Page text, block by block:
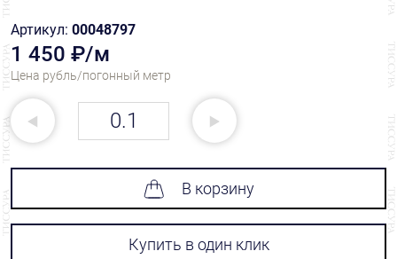
Артикул: 00048797
1 450 ₽/м
Цена рубль/погонный метр
В корзину
Купить в один клик